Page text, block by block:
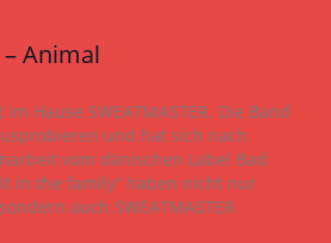
– Animal
Hause SWEATMASTER. Die Band
und hat sich nach
vom dänischen Label Bad
in the family“ haben nicht nur
auch SWEATMASTER